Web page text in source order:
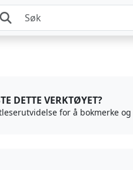
DETTE VERKTØYET?
for å bokmerke